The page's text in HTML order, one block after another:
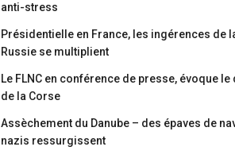
anti-stress
Présidentielle en France, les ingérences de
Russie se multiplient
Le FLNC en conférence de presse, évoque le
de la Corse
Assèchement du Danube – des épaves de
nazis ressurgissent